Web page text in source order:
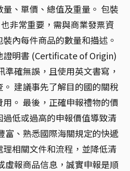
、單價、總值及重量。 包裝
非常重要，需與商業發票資
內每件商品的數量和描述。
證明書 (Certificate of Origin)
準確無誤，且使用英文書寫，
建議事先了解目的國的關稅
。 最後，正確申報禮物的價
低或過高的申報價值導致清
富、熟悉國際海關規定的快遞
相關文件和流程，並降低清
虛報商品信息，誠實申報是順